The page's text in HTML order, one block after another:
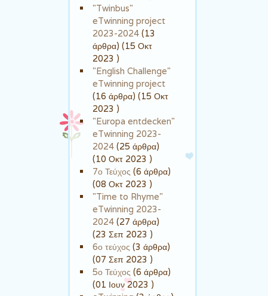
"Twinbus"
eTwinning project
2023-2024 (13
άρθρα) (15 Οκτ
2023 )
"English Challenge"
eTwinning project
(16 άρθρα) (15 Οκτ
2023 )
"Europa entdecken"
eTwinning 2023-
2024 (25 άρθρα)
(10 Οκτ 2023 )
7ο Τεύχος (6 άρθρα)
(08 Οκτ 2023 )
"Time to Rhyme"
eTwinning 2023-
2024 (27 άρθρα)
(23 Σεπ 2023 )
6ο τεύχος (3 άρθρα)
(07 Σεπ 2023 )
5ο Τεύχος (6 άρθρα)
(01 Ιουν 2023 )